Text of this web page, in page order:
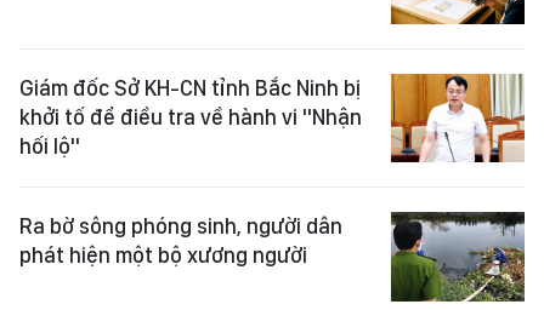
Giám đốc Sở KH-CN tỉnh Bắc Ninh bị
khởi tố để điều tra về hành vi "Nhận
hối lộ"
Ra bờ sông phóng sinh, người dân
phát hiện một bộ xương người